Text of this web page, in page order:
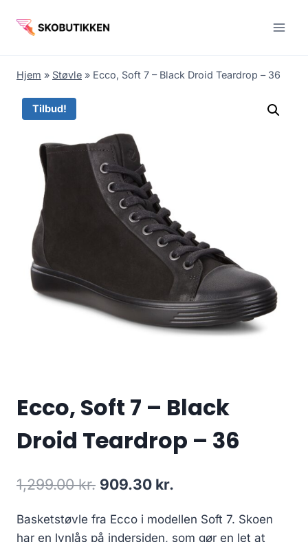
Hjem » Støvle » Ecco, Soft 7 – Black Droid Teardrop – 36
Tilbud!
Ecco, Soft 7 – Black
Droid Teardrop – 36
1,299.00kr. Den
pris
909.30 kr.
pris
Basketstøvle fra Ecco i modellen Soft 7. Skoen
har en lynlås på indersiden, som gør en let at